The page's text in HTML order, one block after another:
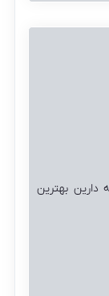
دارین بهترین